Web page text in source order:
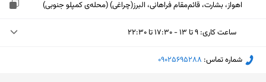
اهواز، بشارت، قائم‌مقام فراهانی، البرز(چراغی) (محله‌ی کمپلو جنوبی)
ساعت کاری: ۹ تا ۱۳ - ۱۷:۳۰ تا ۲۲:۳۰
چهارشنبه (امروز)
شماره تماس: ‎09025695288